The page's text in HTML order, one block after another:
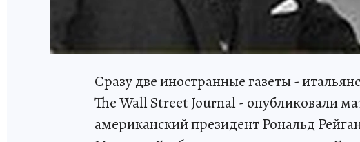
Сразу две иностранные газеты -
The Wall Street Journal - опубликовали
американский президент Рональд